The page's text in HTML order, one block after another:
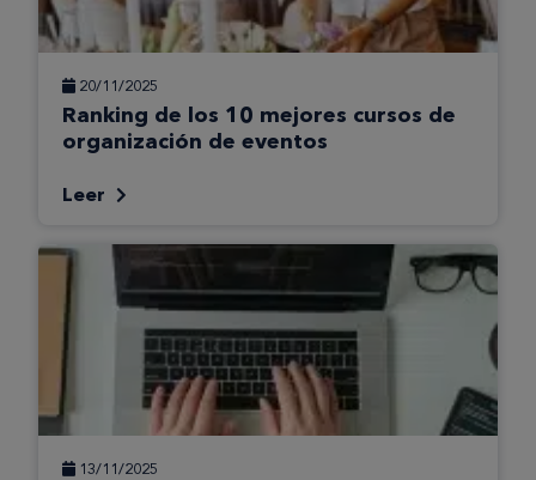
20/11/2025
Ranking de los 10 mejores cursos de
organización de eventos
Leer
13/11/2025